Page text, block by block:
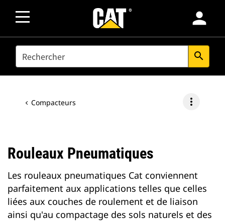
person
SEARCH search
Compacteurs more_vert
Rouleaux Pneumatiques
Les rouleaux pneumatiques Cat conviennent
parfaitement aux applications telles que celles
liées aux couches de roulement et de liaison
ainsi qu'au compactage des sols naturels et des